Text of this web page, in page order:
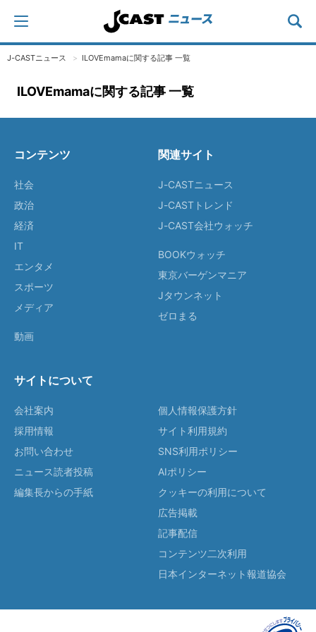
J-CASTニュース ILOVEmamaに関する記事 一覧
ILOVEmamaに関する記事 一覧
コンテンツ
社会
政治
経済
IT
エンタメ
スポーツ
メディア
動画
関連サイト
J-CASTニュース
J-CASTトレンド
J-CAST会社ウォッチ
BOOKウォッチ
東京バーゲンマニア
Jタウンネット
ゼロまる
サイトについて
会社案内
採用情報
お問い合わせ
ニュース読者投稿
編集長からの手紙
個人情報保護方針
サイト利用規約
SNS利用ポリシー
AIポリシー
クッキーの利用について
広告掲載
記事配信
コンテンツ二次利用
日本インターネット報道協会